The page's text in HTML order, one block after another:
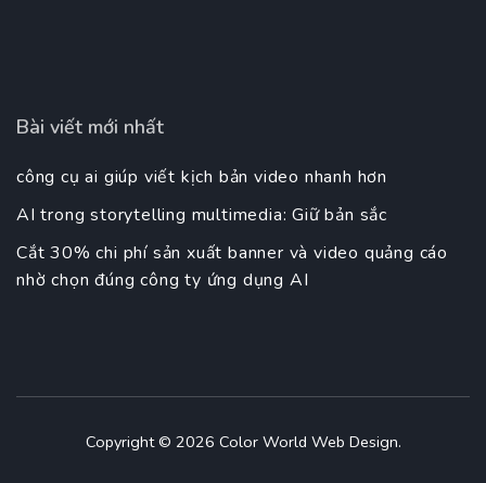
Bài viết mới nhất
công cụ ai giúp viết kịch bản video nhanh hơn
AI trong storytelling multimedia: Giữ bản sắc
Cắt 30% chi phí sản xuất banner và video quảng cáo
nhờ chọn đúng công ty ứng dụng AI
Copyright © 2026 Color World Web Design.